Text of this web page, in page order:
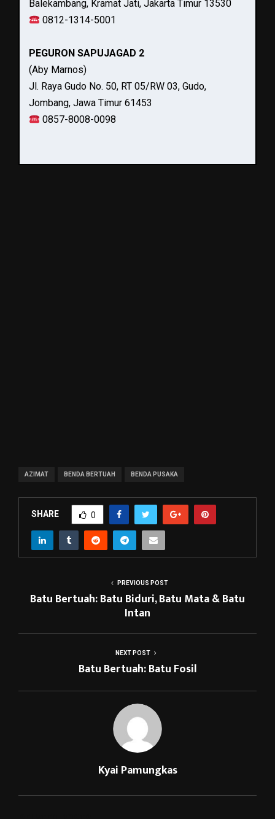
Balekambang, Kramat Jati, Jakarta Timur 13530
0812-1314-5001
PEGURON SAPUJAGAD 2
(Aby Marnos)
Jl. Raya Gudo No. 50, RT 05/RW 03, Gudo,
Jombang, Jawa Timur 61453
0857-8008-0098
AZIMAT BENDA BERTUAH BENDA PUSAKA
SHARE 0
PREVIOUS POST
Batu Bertuah: Batu Biduri, Batu Mata & Batu
Intan
NEXT POST
Batu Bertuah: Batu Fosil
Kyai Pamungkas